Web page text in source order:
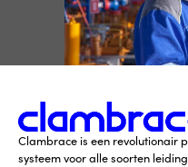
Clambrace is een revolutionair
systeem voor alle soorten